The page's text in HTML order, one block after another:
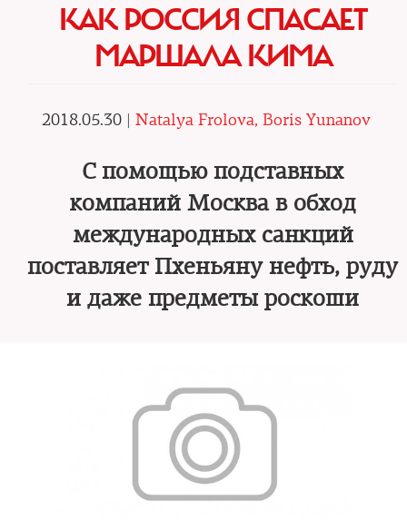
КАК РОССИЯ СПАСАЕТ
МАРШАЛА КИМА
2018.05.30 | Natalya Frolova, Boris Yunanov
С помощью подставных
компаний Москва в обход
международных санкций
поставляет Пхеньяну нефть, руду
и даже предметы роскоши